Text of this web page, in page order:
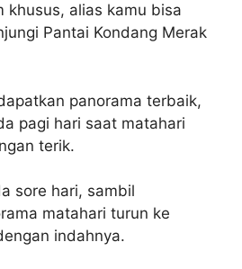
khusus, alias kamu bisa
Pantai Kondang Merak
panorama terbaik,
pagi hari saat matahari
terik.
sore hari, sambil
matahari turun ke
indahnya.